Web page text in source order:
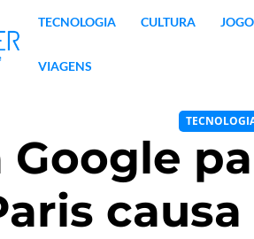
TECNOLOGIA CULTURA
VIAGENS